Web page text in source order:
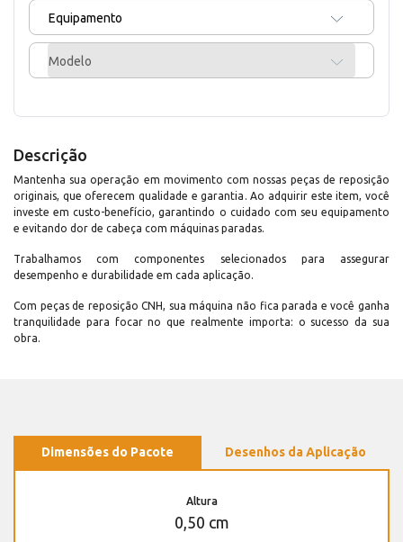
Equipamento
Modelo
Descrição
Mantenha sua operação em movimento com nossas peças de reposição
originais, que oferecem qualidade e garantia. Ao adquirir este item, você
investe em custo-benefício, garantindo o cuidado com seu equipamento
e evitando dor de cabeça com máquinas paradas.
Trabalhamos com componentes selecionados para assegurar
desempenho e durabilidade em cada aplicação.
Com peças de reposição CNH, sua máquina não fica parada e você ganha
tranquilidade para focar no que realmente importa: o sucesso da sua
obra.
Dimensões do Pacote Desenhos da Aplicação
Altura
0,50 cm